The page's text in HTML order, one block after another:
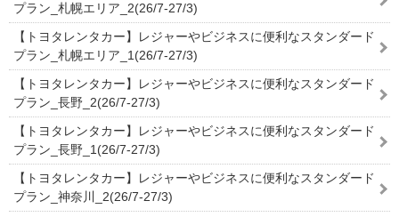
プラン_札幌エリア_2(26/7-27/3)
【トヨタレンタカー】レジャーやビジネスに便利なスタンダード
プラン_札幌エリア_1(26/7-27/3)
【トヨタレンタカー】レジャーやビジネスに便利なスタンダード
プラン_長野_2(26/7-27/3)
【トヨタレンタカー】レジャーやビジネスに便利なスタンダード
プラン_長野_1(26/7-27/3)
【トヨタレンタカー】レジャーやビジネスに便利なスタンダード
プラン_神奈川_2(26/7-27/3)